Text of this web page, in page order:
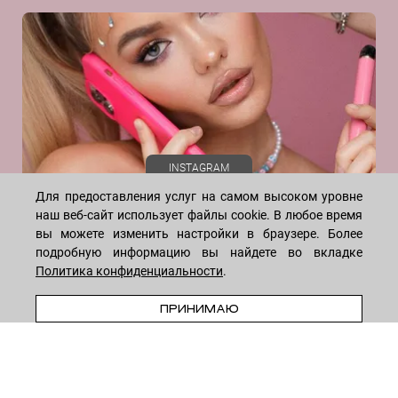
Икра рыб
Коллаген
Кофеин
Коэнзим Q10
Лимонная кислота
Масло жожоба
Масло ромашки
Масло Ши
Миндальная кислота
Молочная кислота
Молочные протеины
Натуральный холестерол
Договор оферты
Политика конфиденциальности
Реквизиты
Отзывы
Даю согласие на рекламную рассылку
INSTAGRAM
WHATSAPP TELEGRAM VK
* Meta признана экстремистской организацией и запрещена на
Для предоставления услуг на самом высоком уровне
наш веб-сайт использует файлы cookie. В любое время
вы можете изменить настройки в браузере. Более
подробную информацию вы найдете во вкладке
Политика конфиденциальности.
ПРИНИМАЮ